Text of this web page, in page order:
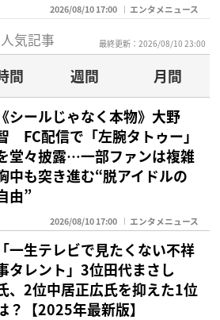
2026/08/10 17:00 エンタメニュース
気記事 最終更新：2026/08/10 23:00
間 週間
月間
《シールじゃなく本物》大野
FC配信で「左腕タトゥー」
堂々披露…一部ファンは複雑
中も突き進む“脱アイドルの
由”
2026/08/10 17:00 エンタメニュース
「一生テレビで見たくない不祥
タレント」3位田代まさし
、2位中居正広氏を抑えた1位
？【2025年最新版】